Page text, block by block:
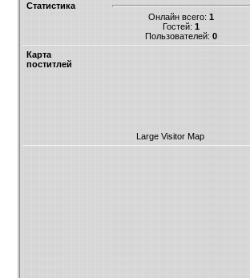
Статистика
Онлайн всего: 1
Гостей: 1
Пользователей: 0
Карта
поститлей
Large Visitor Map